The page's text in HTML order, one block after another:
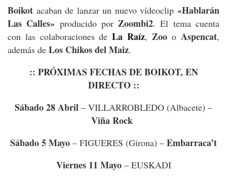
Boikot acaban de lanzar un nuevo vídeoclip «Hablarán
Las Calles» producido porZoombi2. El temacuenta
con las colaboraciones de La Raíz, Zooo Aspencat,
además de Los Chikos del Maiz.
:: PRÓXIMAS FECHAS DE BOIKOT, EN
DIRECTO ::
Sábado 28 Abril – VILLARROBLEDO (Albacete) –
Viña Rock
Sábado 5 Mayo – FIGUERES (Girona) – Embarraca’t
Viernes 11 Mayo– EUSKADI